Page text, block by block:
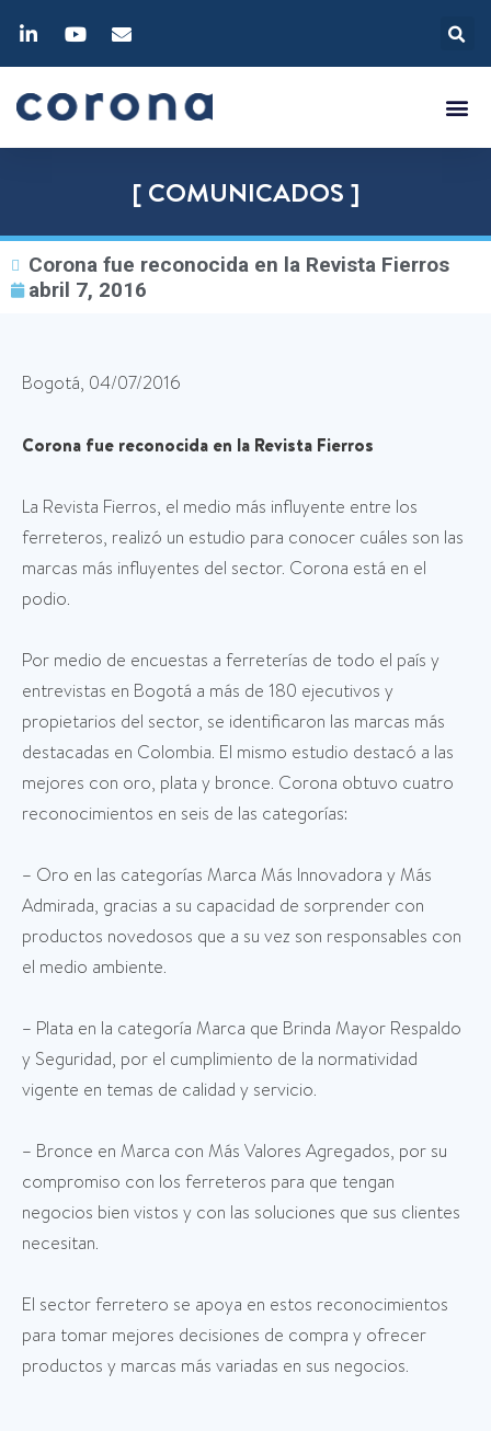
[ COMUNICADOS ]
Corona fue reconocida en la Revista Fierros
abril 7, 2016
Bogotá, 04/07/2016
Corona fue reconocida en la Revista Fierros
La Revista Fierros, el medio más influyente entre los
ferreteros, realizó un estudio para conocer cuáles son las
marcas más influyentes del sector. Corona está en el
podio.
Por medio de encuestas a ferreterías de todo el país y
entrevistas en Bogotá a más de 180 ejecutivos y
propietarios del sector, se identificaron las marcas más
destacadas en Colombia. El mismo estudio destacó a las
mejores con oro, plata y bronce. Corona obtuvo cuatro
reconocimientos en seis de las categorías:
– Oro en las categorías Marca Más Innovadora y Más
Admirada, gracias a su capacidad de sorprender con
productos novedosos que a su vez son responsables con
el medio ambiente.
– Plata en la categoría Marca que Brinda Mayor Respaldo
y Seguridad, por el cumplimiento de la normatividad
vigente en temas de calidad y servicio.
– Bronce en Marca con Más Valores Agregados, por su
compromiso con los ferreteros para que tengan
negocios bien vistos y con las soluciones que sus clientes
necesitan.
El sector ferretero se apoya en estos reconocimientos
para tomar mejores decisiones de compra y ofrecer
productos y marcas más variadas en sus negocios.